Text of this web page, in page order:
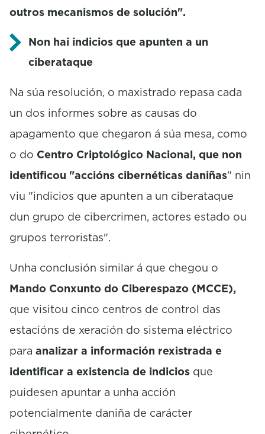
outros mecanismos de solución".
Non hai indicios que apunten a un
ciberataque
Na súa resolución, o maxistrado repasa cada
un dos informes sobre as causas do
apagamento que chegaron á súa mesa, como
o do Centro Criptológico Nacional, que non
identificou "accións cibernéticas daniñas" nin
viu "indicios que apunten a un ciberataque
dun grupo de cibercrimen, actores estado ou
grupos terroristas".
Unha conclusión similar á que chegou o
Mando Conxunto do Ciberespazo (MCCE),
que visitou cinco centros de control das
estacións de xeración do sistema eléctrico
para analizar a información rexistrada e
identificar a existencia de indicios que
puidesen apuntar a unha acción
potencialmente daniña de carácter